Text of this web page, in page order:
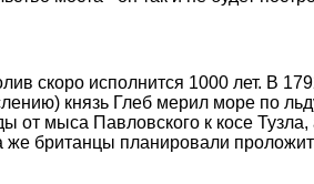
скоро исполнится 1000 лет. В
князь Глеб мерил море по
от мыса Павловского к косе
британцы планировали